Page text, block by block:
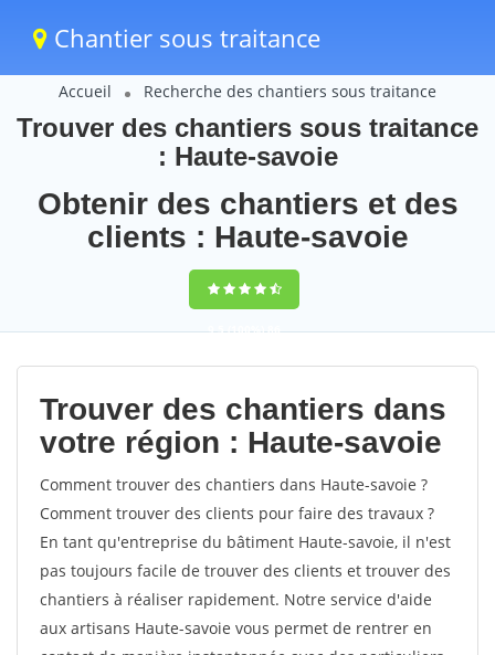
Chantier sous traitance
Accueil Recherche des chantiers sous traitance
Trouver des chantiers sous traitance
: Haute-savoie
Obtenir des chantiers et des
clients : Haute-savoie
9,5(100%)86
votes
Trouver des chantiers dans
votre région : Haute-savoie
Comment trouver des chantiers dans Haute-savoie ?
Comment trouver des clients pour faire des travaux ?
En tant qu'entreprise du bâtiment Haute-savoie, il n'est
pas toujours facile de trouver des clients et trouver des
chantiers à réaliser rapidement. Notre service d'aide
aux artisans Haute-savoie vous permet de rentrer en